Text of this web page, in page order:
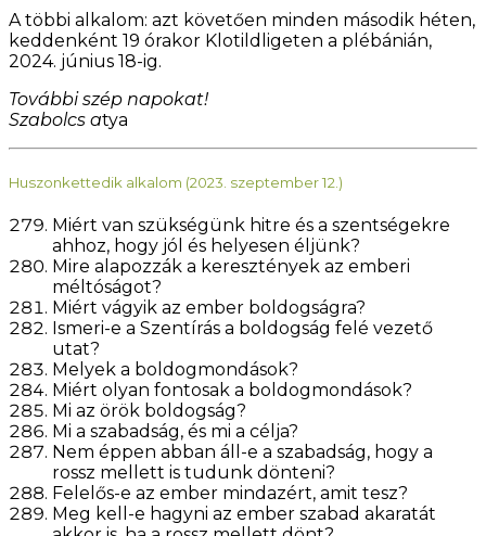
A többi alkalom: azt követően minden második héten,
keddenként 19 órakor Klotildligeten a plébánián,
2024. június 18-ig.
További szép napokat!
Szabolcs atya
Huszonkettedik alkalom (2023. szeptember 12.)
Miért van szükségünk hitre és a szentségekre
ahhoz, hogy jól és helyesen éljünk?
Mire alapozzák a keresztények az emberi
méltóságot?
Miért vágyik az ember boldogságra?
Ismeri-e a Szentírás a boldogság felé vezető
utat?
Melyek a boldogmondások?
Miért olyan fontosak a boldogmondások?
Mi az örök boldogság?
Mi a szabadság, és mi a célja?
Nem éppen abban áll-e a szabadság, hogy a
rossz mellett is tudunk dönteni?
Felelős-e az ember mindazért, amit tesz?
Meg kell-e hagyni az ember szabad akaratát